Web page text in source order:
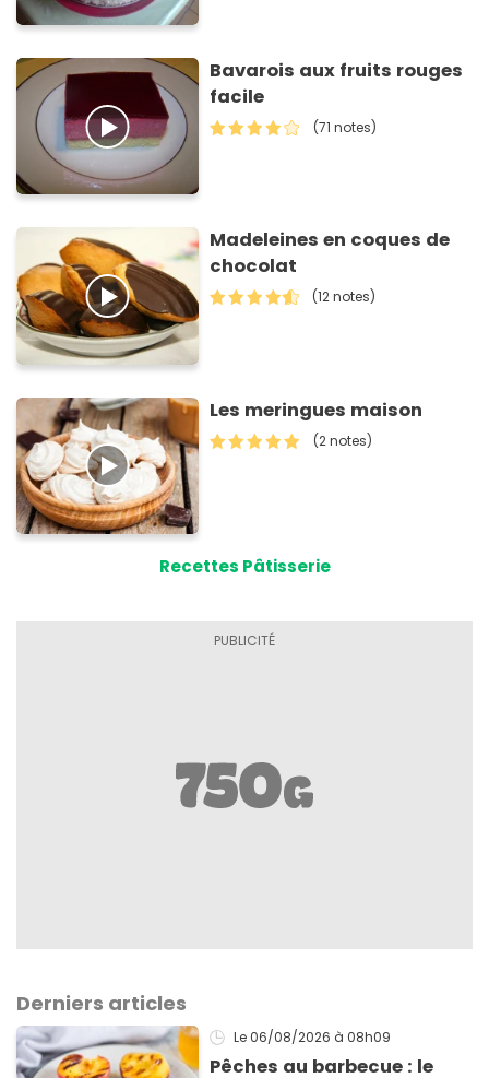
Bavarois aux fruits rouges
facile
(71 notes)
Madeleines en coques de
chocolat
(12 notes)
Les meringues maison
(2 notes)
Recettes Pâtisserie
Derniers articles
Le 06/08/2026 à 08h09
Pêches au barbecue : le